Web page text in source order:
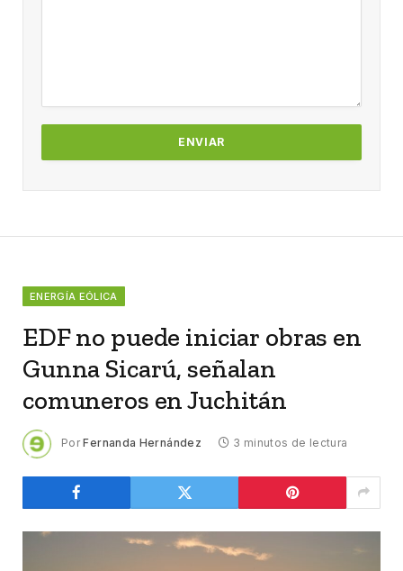
ENERGÍA EÓLICA
EDF no puede iniciar obras en
Gunna Sicarú, señalan
comuneros en Juchitán
Por Fernanda Hernández 3 minutos de lectura